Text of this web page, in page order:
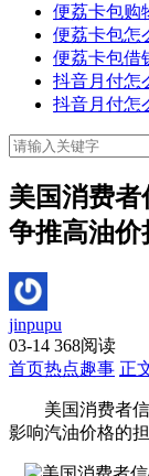
便荔卡包购
便荔卡包怎
便荔卡包借
抖音月付怎
抖音月付怎
美国消费
争推高油价
jinpupu
03-14 368阅读
首页热点趣事 正
美国消费者信
影响汽油价格的担